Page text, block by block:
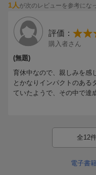
投資の基礎の勉強をしてか
礎も知らず全くの初心者
1人 が次のレビューを参考にな
評価：
購入者さん
(無題)
育休中なので、親しみを感
とかなりインパクトのある
ていたようで、その中で達
投資を続けていく姿勢が試
全12
電子書